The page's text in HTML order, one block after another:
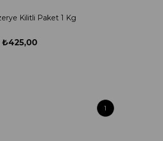
Kilitli Paket 1 Kg
₺425,00
1